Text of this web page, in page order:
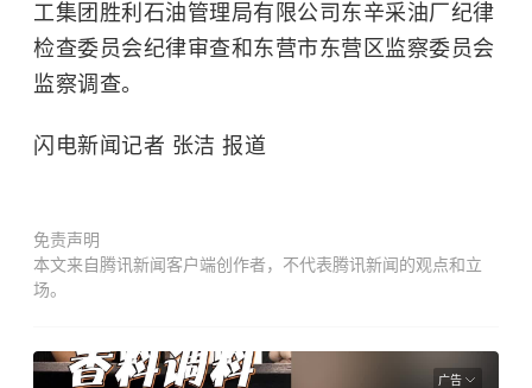
工集团胜利石油管理局有限公司东辛采油厂纪律
检查委员会纪律审查和东营市东营区监察委员会
监察调查。
闪电新闻记者 张洁 报道
免责声明
本文来自腾讯新闻客户端创作者，不代表腾讯新闻的观点和立
场。
广告